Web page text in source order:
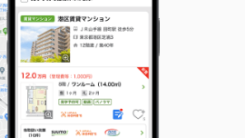
5.30万円
山形県山形市上町３
45.04m²
2DK